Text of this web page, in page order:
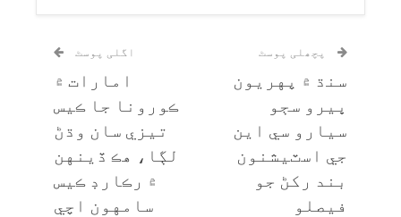
پچھلی پوسٹ
سنڌ ۾ پهريون
ڀيرو سڄو
سيارو سي اين
جي اسٽيشنون
بند رکڻ جو
فيصلو
اگلی پوسٹ
امارات ۾
ڪورونا جا ڪيس
تيزي سان وڌڻ
لڳا، هڪ ڏينهن
۾ رڪارڊ ڪيس
سامهون اچي